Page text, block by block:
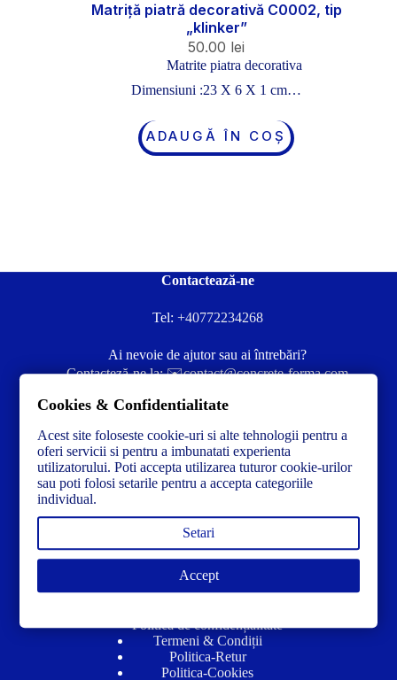
Matriță piatră decorativă C0002, tip
„klinker”
50.00 lei
Matrite piatra decorativa
Dimensiuni :23 X 6 X 1 cm…
ADAUGĂ ÎN COȘ
Contactează-ne
Tel: +40772234268
Ai nevoie de ajutor sau ai întrebări?
Contacteză-ne la:✉️contact@concrete-forma.com
Link-uri utile
Politică de confidențialitate
Termeni & Condiții
Politica-Retur
Politica-Cookies
Cookies & Confidentialitate
Acest site foloseste cookie-uri si alte tehnologii pentru a
oferi servicii si pentru a imbunatati experienta
utilizatorului. Poti accepta utilizarea tuturor cookie-urilor
sau poti folosi setarile pentru a accepta categoriile
individual.
Setari
Accept